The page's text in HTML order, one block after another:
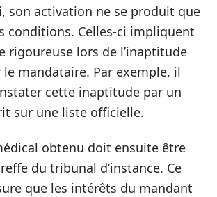
son activation ne se produit que
conditions. Celles-ci impliquent
rigoureuse lors de l’inaptitude
mandataire. Par exemple, il
cette inaptitude par un
sur une liste officielle.
obtenu doit ensuite être
du tribunal d’instance. Ce
que les intérêts du mandant